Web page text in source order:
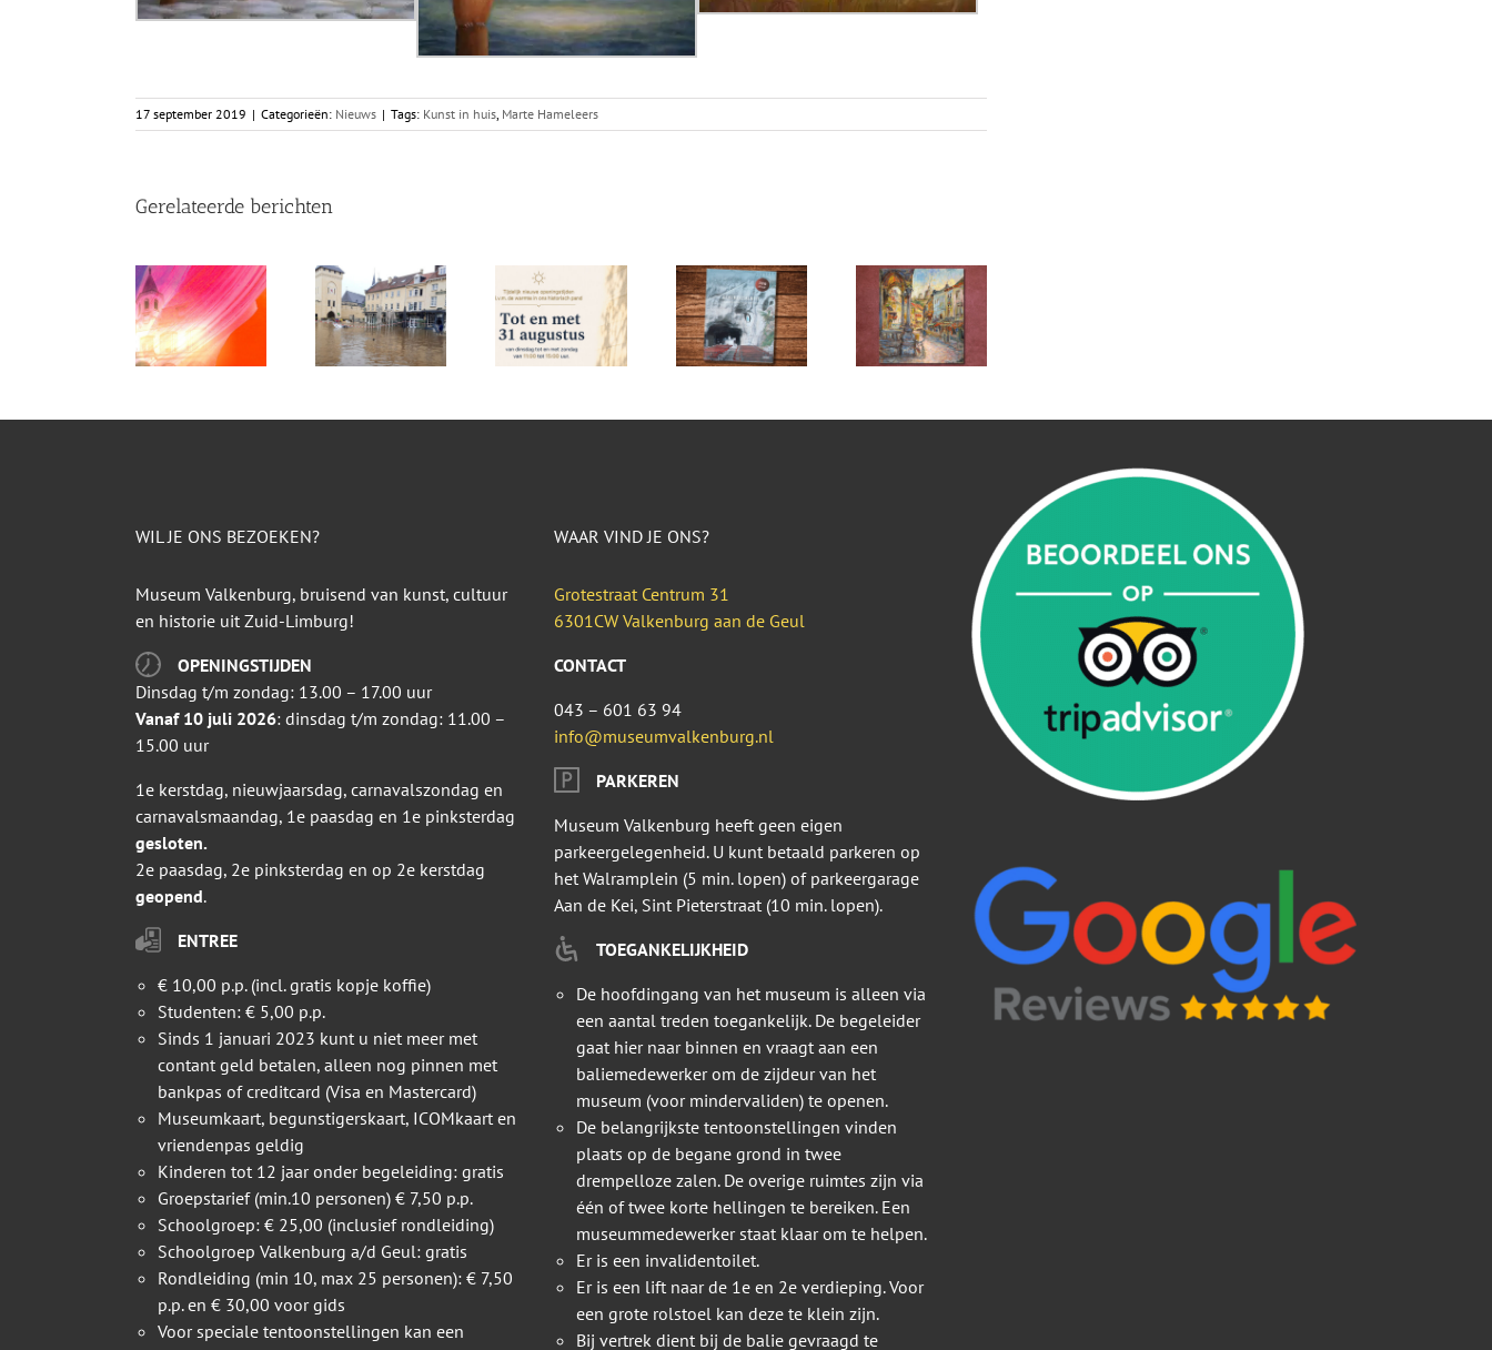
17 september 2019 | Categorieën: Nieuws | Tags: Kunst in huis, Marte Hameleers
Gerelateerde berichten
WIL JE ONS BEZOEKEN?
Museum Valkenburg, bruisend van kunst, cultuur
en historie uit Zuid-Limburg!
OPENINGSTIJDEN
Dinsdag t/m zondag: 13.00 – 17.00 uur
Vanaf 10 juli 2026: dinsdag t/m zondag: 11.00 –
15.00 uur
1e kerstdag, nieuwjaarsdag, carnavalszondag en
carnavalsmaandag, 1e paasdag en 1e pinksterdag
gesloten.
2e paasdag, 2e pinksterdag en op 2e kerstdag
geopend.
ENTREE
€ 10,00 p.p. (incl. gratis kopje koffie)
Studenten: € 5,00 p.p.
Sinds 1 januari 2023 kunt u niet meer met
contant geld betalen, alleen nog pinnen met
bankpas of creditcard (Visa en Mastercard)
Museumkaart, begunstigerskaart, ICOMkaart en
vriendenpas geldig
Kinderen tot 12 jaar onder begeleiding: gratis
Groepstarief (min.10 personen) € 7,50 p.p.
Schoolgroep: € 25,00 (inclusief rondleiding)
Schoolgroep Valkenburg a/d Geul: gratis
Rondleiding (min 10, max 25 personen): € 7,50
p.p. en € 30,00 voor gids
Voor speciale tentoonstellingen kan een
WAAR VIND JE ONS?
Grotestraat Centrum 31
6301CW Valkenburg aan de Geul
CONTACT
043 – 601 63 94
info@museumvalkenburg.nl
PARKEREN
Museum Valkenburg heeft geen eigen
parkeergelegenheid. U kunt betaald parkeren op
het Walramplein (5 min. lopen) of parkeergarage
Aan de Kei, Sint Pieterstraat (10 min. lopen).
TOEGANKELIJKHEID
De hoofdingang van het museum is alleen via
een aantal treden toegankelijk. De begeleider
gaat hier naar binnen en vraagt aan een
baliemedewerker om de zijdeur van het
museum (voor mindervaliden) te openen.
De belangrijkste tentoonstellingen vinden
plaats op de begane grond in twee
drempelloze zalen. De overige ruimtes zijn via
één of twee korte hellingen te bereiken. Een
museummedewerker staat klaar om te helpen.
Er is een invalidentoilet.
Er is een lift naar de 1e en 2e verdieping. Voor
een grote rolstoel kan deze te klein zijn.
Bij vertrek dient bij de balie gevraagd te